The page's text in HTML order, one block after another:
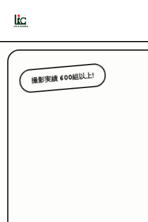
撮影実績 600組以上!